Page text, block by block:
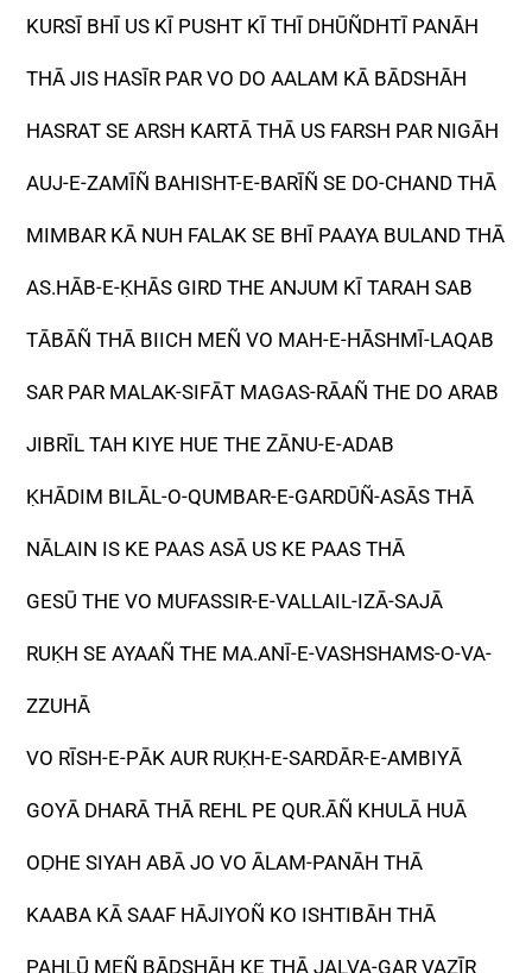
KURSĪ BHĪ US KĪ PUSHT KĪ THĪ DHŪÑDHTĪ PANĀH
THĀ JIS HASĪR PAR VO DO AALAM KĀ BĀDSHĀH
HASRAT SE ARSH KARTĀ THĀ US FARSH PAR NIGĀH
AUJ-E-ZAMĪÑ BAHISHT-E-BARĪÑ SE DO-CHAND THĀ
MIMBAR KĀ NUH FALAK SE BHĪ PAAYA BULAND THĀ
AS.HĀB-E-ḲHĀS GIRD THE ANJUM KĪ TARAH SAB
TĀBĀÑ THĀ BIICH MEÑ VO MAH-E-HĀSHMĪ-LAQAB
SAR PAR MALAK-SIFĀT MAGAS-RĀAÑ THE DO ARAB
JIBRĪL TAH KIYE HUE THE ZĀNU-E-ADAB
ḲHĀDIM BILĀL-O-QUMBAR-E-GARDŪÑ-ASĀS THĀ
NĀLAIN IS KE PAAS ASĀ US KE PAAS THĀ
GESŪ THE VO MUFASSIR-E-VALLAIL-IZĀ-SAJĀ
RUḲH SE AYAAÑ THE MA.ANĪ-E-VASHSHAMS-O-VA-
ZZUHĀ
VO RĪSH-E-PĀK AUR RUḲH-E-SARDĀR-E-AMBIYĀ
GOYĀ DHARĀ THĀ REHL PE QUR.ĀÑ KHULĀ HUĀ
OḌHE SIYAH ABĀ JO VO ĀLAM-PANĀH THĀ
KAABA KĀ SAAF HĀJIYOÑ KO ISHTIBĀH THĀ
PAHLŪ MEÑ BĀDSHĀH KE THĀ JALVA-GAR VAZĪR